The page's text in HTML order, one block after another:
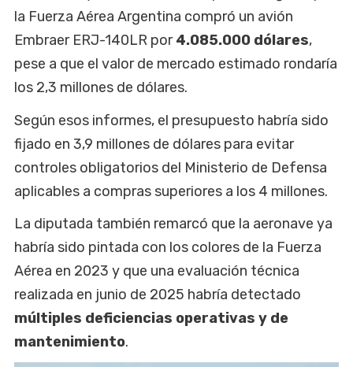
la Fuerza Aérea Argentina compró un avión
Embraer ERJ-140LR por4.085.000 dólares,
pese a que el valor de mercado estimado rondaría
los 2,3 millones de dólares.
Según esos informes, el presupuesto habría sido
fijado en 3,9 millones de dólares para evitar
controles obligatorios del Ministerio de Defensa
aplicables a compras superiores a los 4 millones.
La diputada también remarcó que la aeronave ya
habría sido pintada con los colores de la Fuerza
Aérea en 2023 y que una evaluación técnica
realizada en junio de 2025 habría detectado
múltiples deficiencias operativas y de
mantenimiento.